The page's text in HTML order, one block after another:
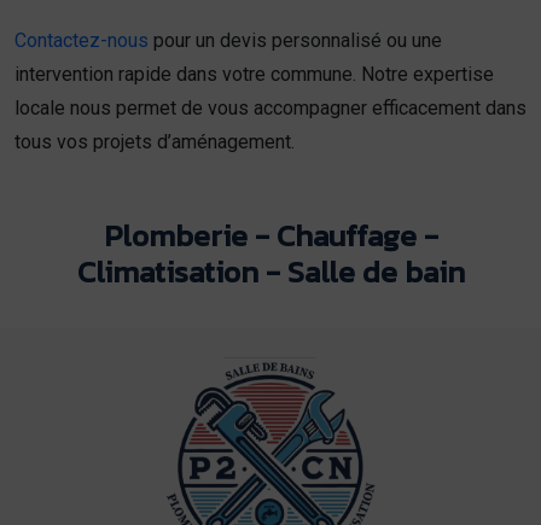
Contactez-nous pour un devis personnalisé ou une
intervention rapide dans votre commune. Notre expertise
locale nous permet de vous accompagner efficacement dans
tous vos projets d’aménagement.
Plomberie - Chauffage -
Climatisation - Salle de bain